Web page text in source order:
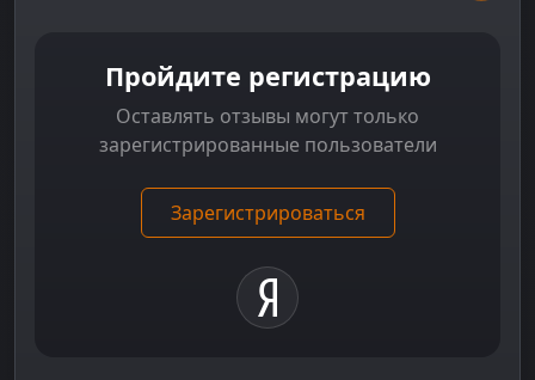
Пройдите регистрацию
Оставлять отзывы могут только
зарегистрированные пользователи
Зарегистрироваться